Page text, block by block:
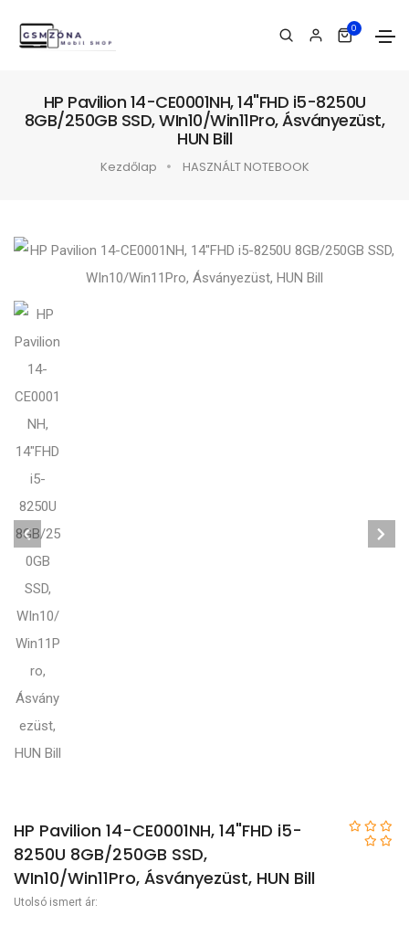
0
HP Pavilion 14-CE0001NH, 14"FHD i5-8250U
8GB/250GB SSD, WIn10/Win11Pro, Ásványezüst,
HUN Bill
Kezdőlap HASZNÁLT NOTEBOOK
HP Pavilion 14-CE0001NH, 14"FHD i5-
8250U 8GB/250GB SSD,
WIn10/Win11Pro, Ásványezüst, HUN Bill
Utolsó ismert ár: